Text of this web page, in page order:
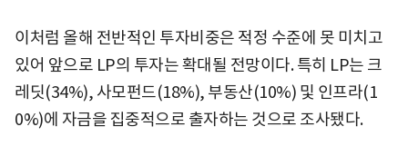
이처럼 올해 전반적인 투자비중은 적정 수준에 못 미치고
있어 앞으로 LP의 투자는 확대될 전망이다. 특히 LP는 크
레딧(34%), 사모펀드(18%), 부동산(10%) 및 인프라(1
0%)에 자금을 집중적으로 출자하는 것으로 조사됐다.